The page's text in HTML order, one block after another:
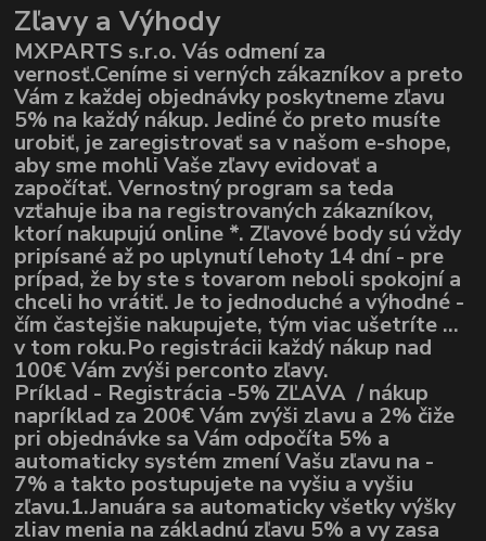
Zľavy a Výhody
MXPARTS s.r.o. Vás odmení za
vernosť.Ceníme si verných zákazníkov a preto
Vám z každej objednávky poskytneme zľavu
5% na každý nákup. Jediné čo preto musíte
urobiť, je zaregistrovať sa v našom e-shope,
aby sme mohli Vaše zľavy evidovať a
započítať. Vernostný program sa teda
vzťahuje iba na registrovaných zákazníkov,
ktorí nakupujú online *. Zľavové body sú vždy
pripísané až po uplynutí lehoty 14 dní - pre
prípad, že by ste s tovarom neboli spokojní a
chceli ho vrátiť. Je to jednoduché a výhodné -
čím častejšie nakupujete, tým viac ušetríte ...
v tom roku.Po registrácii každý nákup nad
100€ Vám zvýši perconto zľavy.
Príklad - Registrácia -5% ZĽAVA / nákup
napríklad za 200€ Vám zvýši zlavu a 2% čiže
pri objednávke sa Vám odpočíta 5% a
automaticky systém zmení Vašu zľavu na -
7% a takto postupujete na vyšiu a vyšiu
zľavu.1.Januára sa automaticky všetky výšky
zliav menia na základnú zľavu 5% a vy zasa